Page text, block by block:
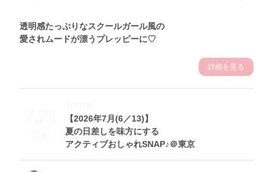
透明感たっぷりなスクールガール風の
愛されムードが漂うプレッピーに♡
詳細を見る
7.21
Tue
【2026年7月(6／13)】
夏の日差しを味方にする
アクティブおしゃれSNAP♪＠東京
Theme